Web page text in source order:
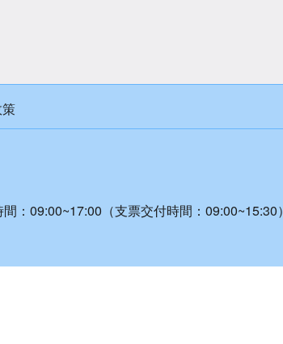
：09:00~17:00（支票交付時間：09:00~15:30）